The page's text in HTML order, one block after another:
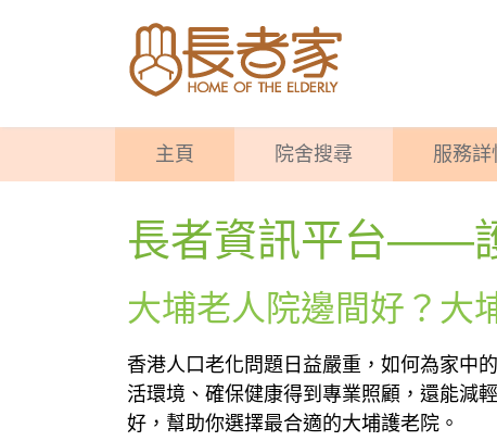
主頁 院舍搜尋 服務詳
長者資訊平台——
大埔老人院邊間好？大
香港人口老化問題日益嚴重，如何為家中
活環境、確保健康得到專業照顧，還能減
好，幫助你選擇最合適的大埔護老院。